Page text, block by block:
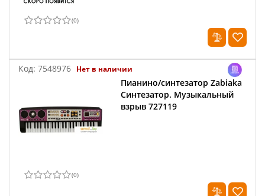
(0)
Код: 7548976 Нет в наличии
Пианино/синтезатор Zabiaka
Синтезатор. Музыкальный
взрыв 727119
(0)